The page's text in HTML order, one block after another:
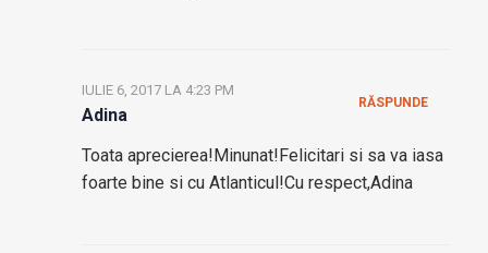
Adina
IULIE 6, 2017 LA 4:23 PM
Toata aprecierea!Minunat!Felicitari si sa va iasa
foarte bine si cu Atlanticul!Cu respect,Adina
RĂSPUNDE